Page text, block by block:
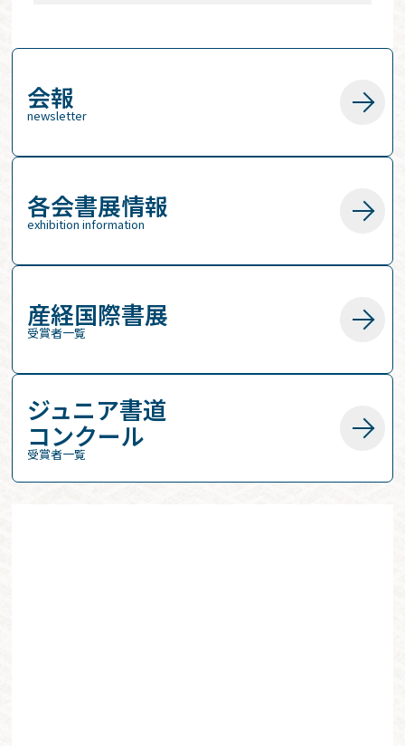
会報
newsletter
各会書展情報
exhibition information
産経国際書展
受賞者一覧
ジュニア書道
コンクール
受賞者一覧